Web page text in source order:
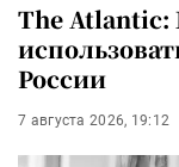
The Atlantic:
России
7 августа 2026, 19:12